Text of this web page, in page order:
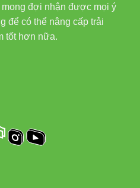
đợi nhận được mọi ý
để có thể nâng cấp trải
tốt hơn nữa.